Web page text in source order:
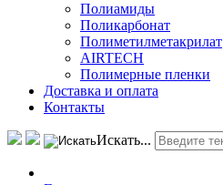
Полиамиды
Поликарбонат
Полиметилметакрилат
AIRTECH
Полимерные пленки
Доставка и оплата
Контакты
Искать...